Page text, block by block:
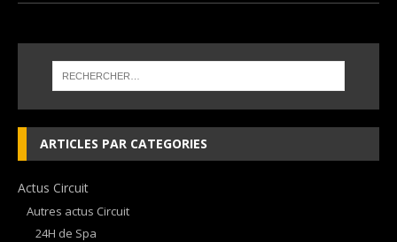
ARTICLES PAR CATEGORIES
Actus Circuit
Autres actus Circuit
24H de Spa